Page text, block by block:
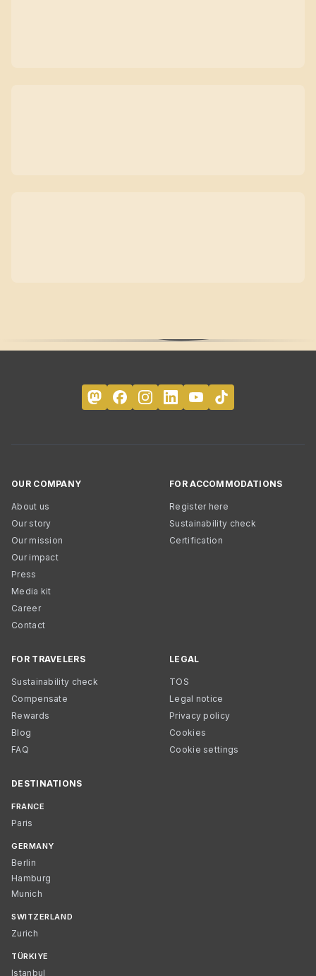
OUR COMPANY
About us
Our story
Our mission
Our impact
Press
Media kit
Career
Contact
FOR ACCOMMODATIONS
Register here
Sustainability check
Certification
FOR TRAVELERS
Sustainability check
Compensate
Rewards
Blog
FAQ
LEGAL
TOS
Legal notice
Privacy policy
Cookies
Cookie settings
DESTINATIONS
FRANCE
Paris
GERMANY
Berlin
Hamburg
Munich
SWITZERLAND
Zurich
TÜRKIYE
Istanbul